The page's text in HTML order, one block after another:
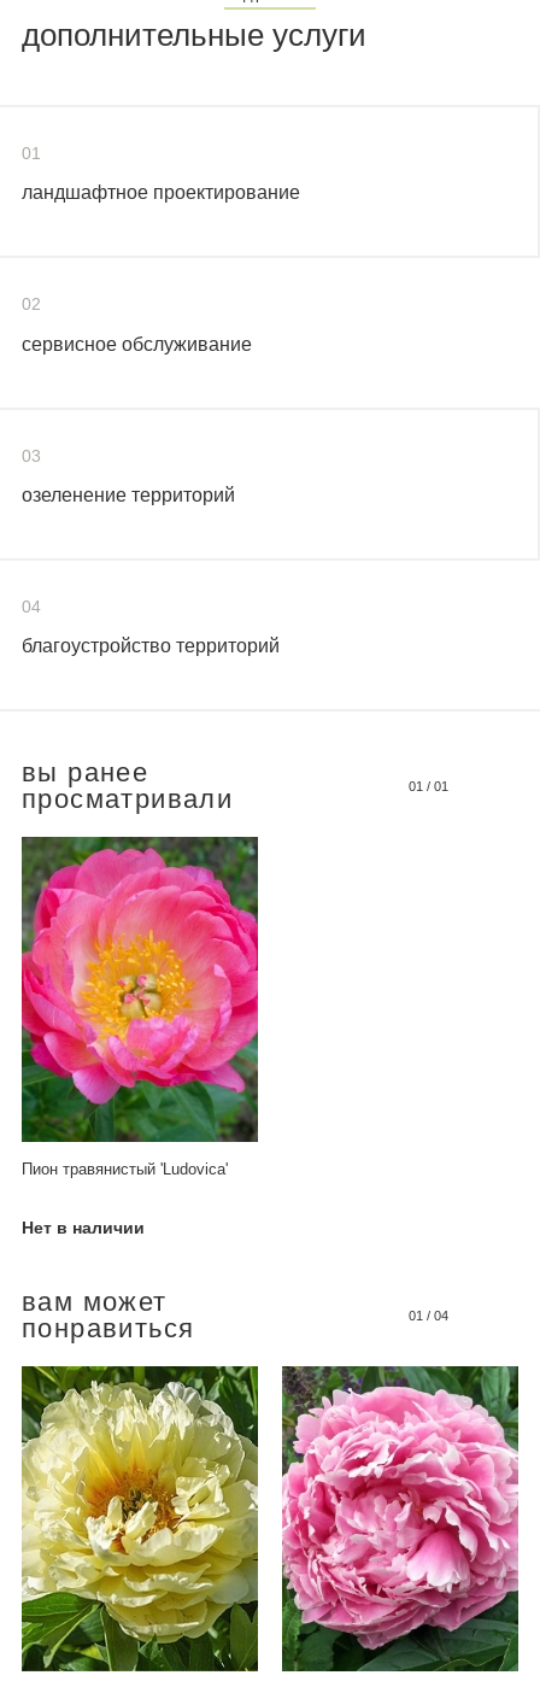
дополнительные услуги
01
ландшафтное проектирование
02
сервисное обслуживание
03
озеленение территорий
04
благоустройство территорий
вы ранее
просматривали
01 / 01
Пион травянистый 'Ludovica'
Нет в наличии
вам может
понравиться
01 / 04